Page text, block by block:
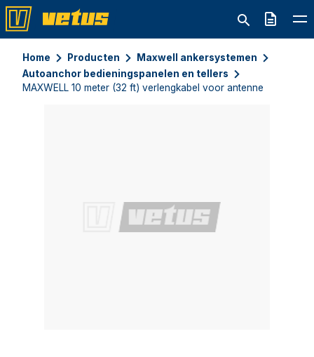
Offerte
Home Producten
Maxwell ankersystemen
Autoanchor bedieningspanelen en tellers
MAXWELL 10 meter (32 ft) verlengkabel voor antenne